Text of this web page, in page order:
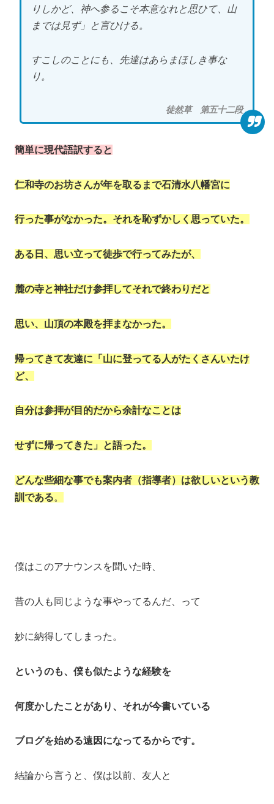
りしかど、神へ参るこそ本意なれと思ひて、山
までは見ず」と言ひける。
すこしのことにも、先達はあらまほしき事な
り。
徒然草 第五十二段
簡単に現代語訳すると
仁和寺のお坊さんが年を取るまで石清水八幡宮に
行った事がなかった。それを恥ずかしく思っていた。
ある日、思い立って徒歩で行ってみたが、
麓の寺と神社だけ参拝してそれで終わりだと
思い、山頂の本殿を拝まなかった。
帰ってきて友達に「山に登ってる人がたくさんいたけ
ど、
自分は参拝が目的だから余計なことは
せずに帰ってきた」と語った。
どんな些細な事でも案内者（指導者）は欲しいという教
訓である。
僕はこのアナウンスを聞いた時、
昔の人も同じような事やってるんだ、って
妙に納得してしまった。
というのも、僕も似たような経験を
何度かしたことがあり、それが今書いている
ブログを始める遠因になってるからです。
結論から言うと、僕は以前、友人と